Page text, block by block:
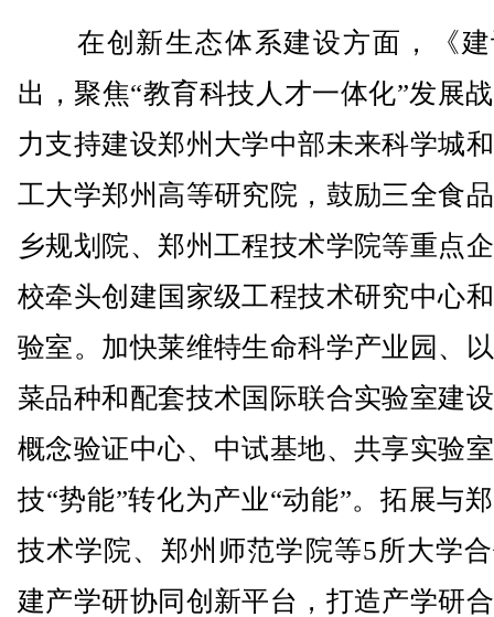
在创新生态体系建设方面，《建
出，聚焦“教育科技人才一体化”发展
力支持建设郑州大学中部未来科学城
工大学郑州高等研究院，鼓励三全食
乡规划院、郑州工程技术学院等重点
校牵头创建国家级工程技术研究中心
验室。加快莱维特生命科学产业园、
菜品种和配套技术国际联合实验室建
概念验证中心、中试基地、共享实验
技“势能”转化为产业“动能”。拓展与
技术学院、郑州师范学院等5所大学
建产学研协同创新平台，打造产学研